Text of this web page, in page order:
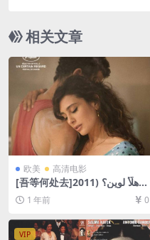
相关文章
欧美 高清电影
[吾等何处去]وهلّأ لوين؟ (2011)
[百度网盘+夸克网盘1080P超
清未删减资源][网盘在线播放/
1 年前 0
VIP